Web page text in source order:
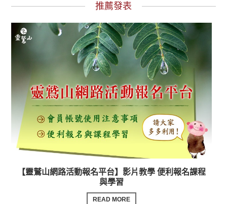
推薦發表
【靈鷲山網路活動報名平台】影片教學 便利報名課程
與學習
READ MORE